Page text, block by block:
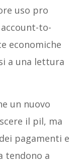
uso pro
to-
economiche
a una lettura
un nuovo
il pil, ma
pagamenti e
tendono a